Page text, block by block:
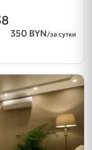
350 BYN/за сутки